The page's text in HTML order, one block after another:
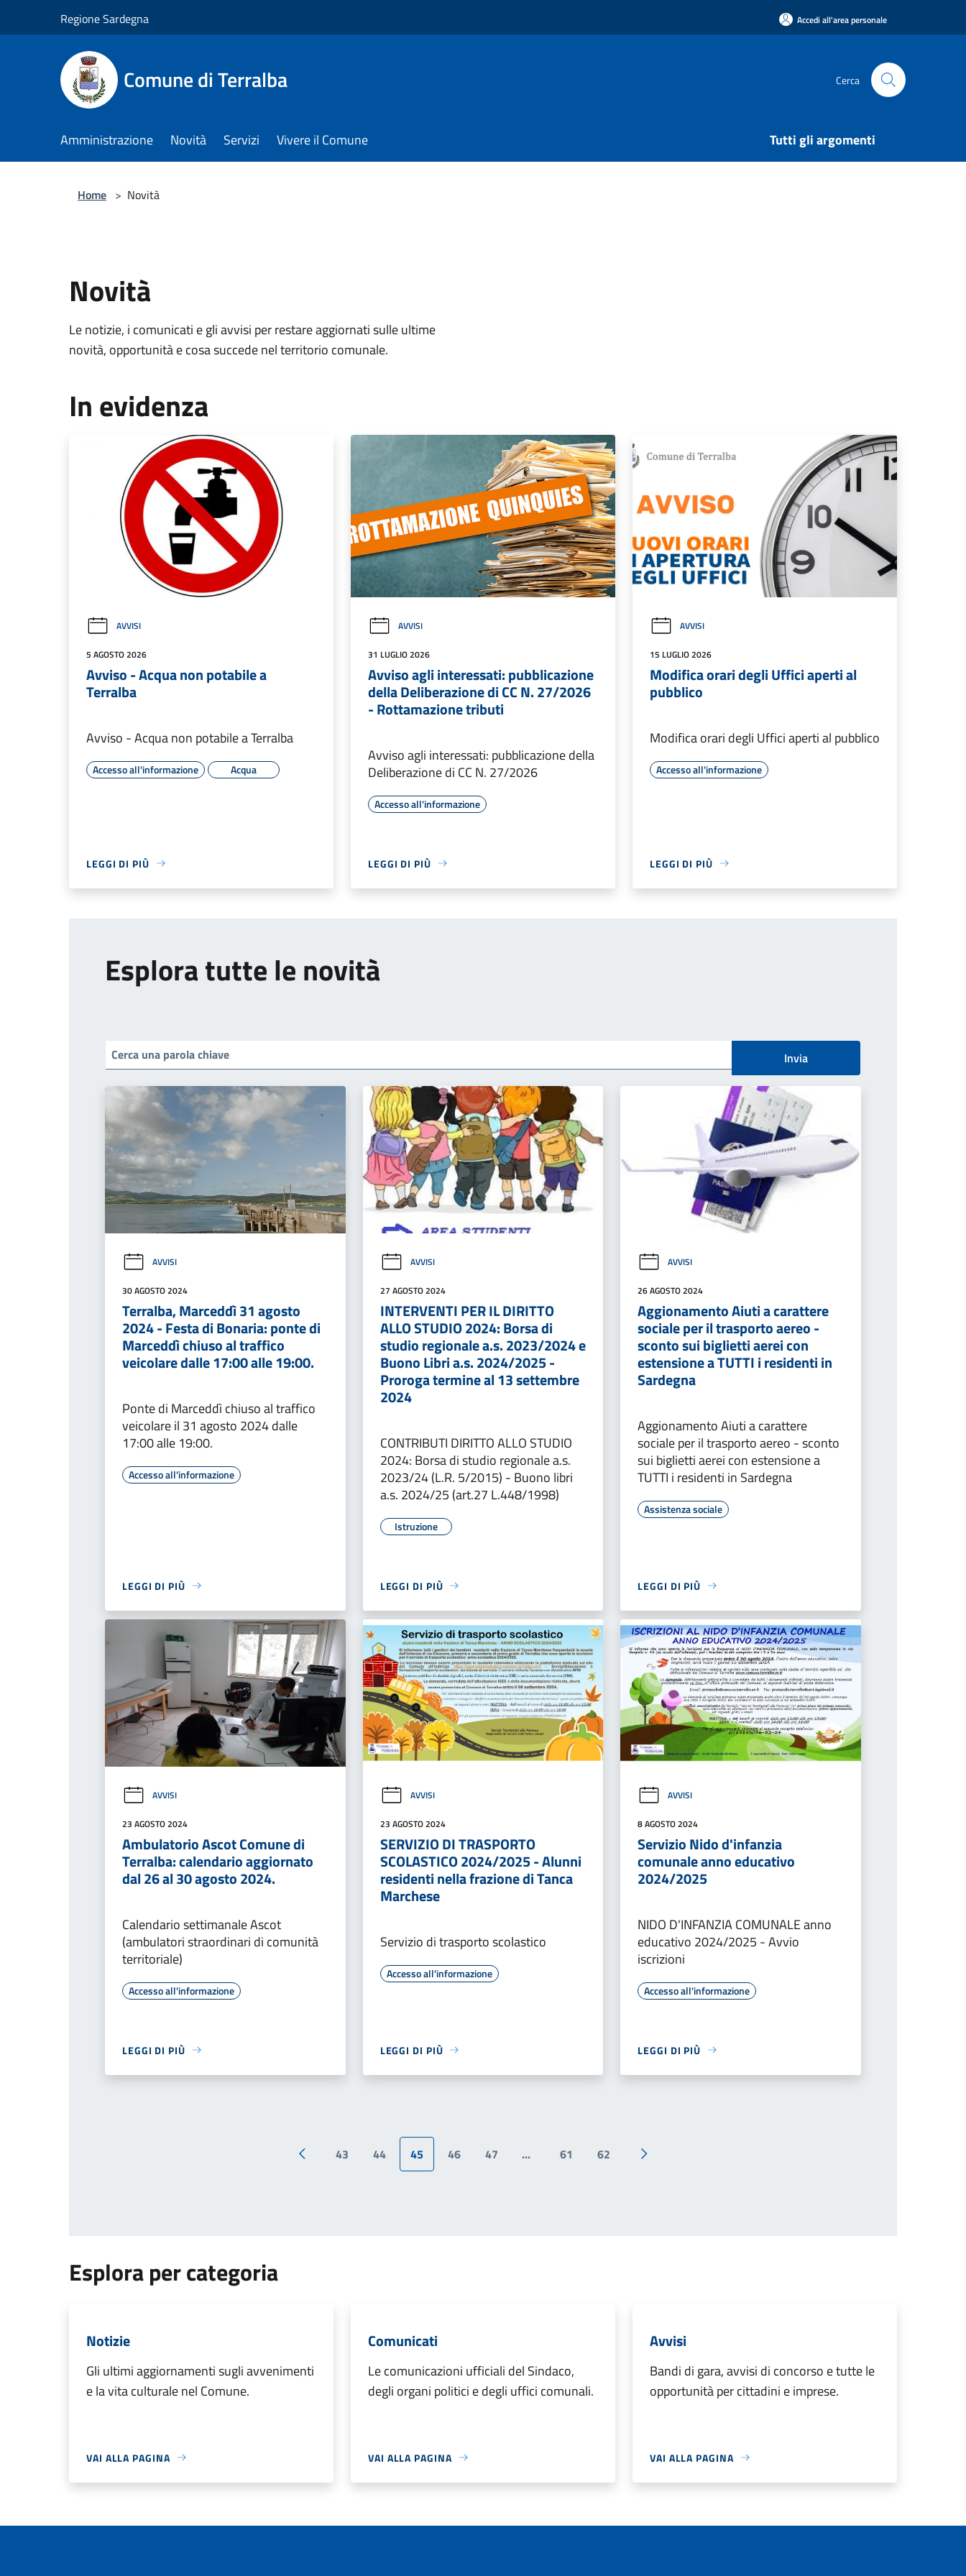
Regione Sardegna Accedi all'area personale
Comune di Terralba Cerca
Amministrazione Novità Servizi Vivere il Comune Tutti gli argomenti
Home > Novità
Novità
Le notizie, i comunicati e gli avvisi per restare aggiornati sulle ultime
novità, opportunità e cosa succede nel territorio comunale.
In evidenza
AVVISI
5 AGOSTO 2026
Avviso - Acqua non potabile a
Terralba
Avviso - Acqua non potabile a Terralba
Accesso all'informazione Acqua
LEGGI DI PIÙ
AVVISI
31 LUGLIO 2026
Avviso agli interessati: pubblicazione
della Deliberazione di CC N. 27/2026
- Rottamazione tributi
Avviso agli interessati: pubblicazione della
Deliberazione di CC N. 27/2026
Accesso all'informazione
LEGGI DI PIÙ
AVVISI
15 LUGLIO 2026
Modifica orari degli Uffici aperti al
pubblico
Modifica orari degli Uffici aperti al pubblico
Accesso all'informazione
LEGGI DI PIÙ
Esplora tutte le novità
Invia
AVVISI
30 AGOSTO 2024
Terralba, Marceddì 31 agosto
2024 - Festa di Bonaria: ponte di
Marceddì chiuso al traffico
veicolare dalle 17:00 alle 19:00.
Ponte di Marceddì chiuso al traffico
veicolare il 31 agosto 2024 dalle
17:00 alle 19:00.
Accesso all'informazione
LEGGI DI PIÙ
AVVISI
27 AGOSTO 2024
INTERVENTI PER IL DIRITTO
ALLO STUDIO 2024: Borsa di
studio regionale a.s. 2023/2024 e
Buono Libri a.s. 2024/2025 -
Proroga termine al 13 settembre
2024
CONTRIBUTI DIRITTO ALLO STUDIO
2024: Borsa di studio regionale a.s.
2023/24 (L.R. 5/2015) - Buono libri
a.s. 2024/25 (art.27 L.448/1998)
Istruzione
LEGGI DI PIÙ
AVVISI
26 AGOSTO 2024
Aggionamento Aiuti a carattere
sociale per il trasporto aereo -
sconto sui biglietti aerei con
estensione a TUTTI i residenti in
Sardegna
Aggionamento Aiuti a carattere
sociale per il trasporto aereo - sconto
sui biglietti aerei con estensione a
TUTTI i residenti in Sardegna
Assistenza sociale
LEGGI DI PIÙ
AVVISI
23 AGOSTO 2024
Ambulatorio Ascot Comune di
Terralba: calendario aggiornato
dal 26 al 30 agosto 2024.
Calendario settimanale Ascot
(ambulatori straordinari di comunità
territoriale)
Accesso all'informazione
LEGGI DI PIÙ
AVVISI
23 AGOSTO 2024
SERVIZIO DI TRASPORTO
SCOLASTICO 2024/2025 - Alunni
residenti nella frazione di Tanca
Marchese
Servizio di trasporto scolastico
Accesso all'informazione
LEGGI DI PIÙ
AVVISI
8 AGOSTO 2024
Servizio Nido d'infanzia
comunale anno educativo
2024/2025
NIDO D'INFANZIA COMUNALE anno
educativo 2024/2025 - Avvio
iscrizioni
Accesso all'informazione
LEGGI DI PIÙ
Pagina precedente
43 44 45 46 47 ... 61 62
Pagina successiva
Esplora per categoria
Notizie
Gli ultimi aggiornamenti sugli avvenimenti
e la vita culturale nel Comune.
VAI ALLA PAGINA
Comunicati
Le comunicazioni ufficiali del Sindaco,
degli organi politici e degli uffici comunali.
VAI ALLA PAGINA
Avvisi
Bandi di gara, avvisi di concorso e tutte le
opportunità per cittadini e imprese.
VAI ALLA PAGINA